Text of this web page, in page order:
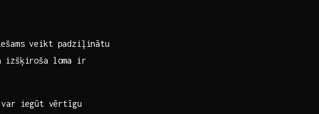
veikt padziļinātu
‍izšķiroša loma ir
iegūt vērtīgu